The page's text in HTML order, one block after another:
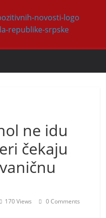
ne idu
čekaju
170 Views
0 Comments